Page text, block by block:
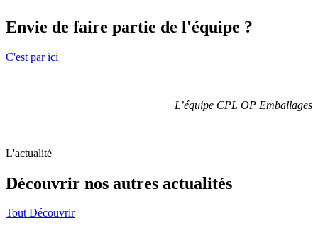
Envie de faire partie de l'équipe ?
C'est par ici
L’équipe CPL OP Emballages
L'actualité
Découvrir nos autres actualités
Tout Découvrir